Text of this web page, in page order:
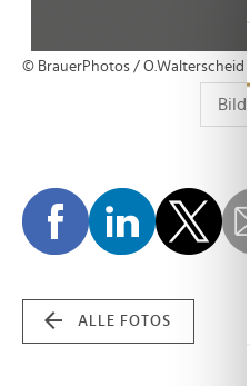
© BrauerPhotos / O.Walterscheid
ALLE FOTOS